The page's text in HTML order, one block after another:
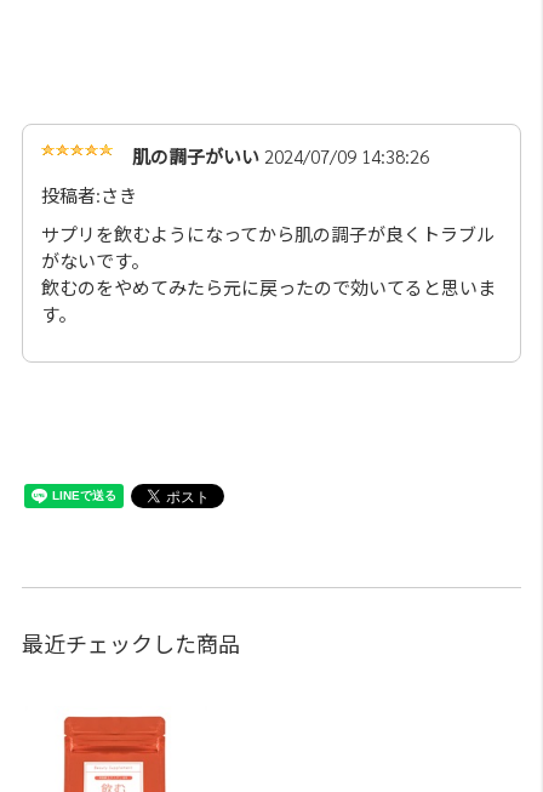
肌の調子がいい2024/07/09 14:38:26
投稿者:さき
サプリを飲むようになってから肌の調子が良くトラブル
がないです。
飲むのをやめてみたら元に戻ったので効いてると思いま
す。
最近チェックした商品